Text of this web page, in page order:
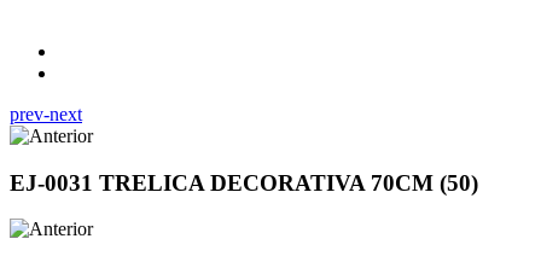
prev-next
EJ-0031 TRELICA DECORATIVA 70CM (50)